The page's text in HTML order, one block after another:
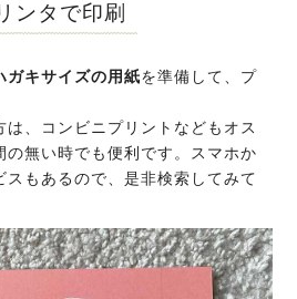
ンタで印刷
ガキサイズの用紙を準備して、プ
は、コンビニプリントなどもオス
の無い時でも便利です。スマホか
スもあるので、是非検索してみて